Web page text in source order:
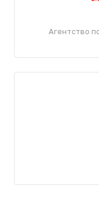
Агентство